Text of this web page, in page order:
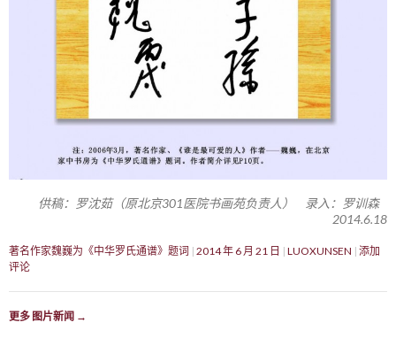
供稿：罗沈茹（原北京301医院书画苑负责人） 录入：罗训森
2014.6.18
著名作家魏巍为《中华罗氏通谱》题词 2014 年 6 月 21 日 LUOXUNSEN 添加
评论
更多 图片新闻 →